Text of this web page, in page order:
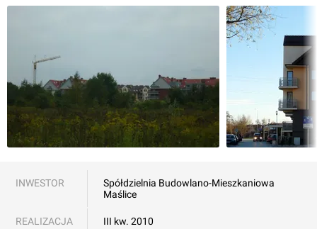
INWESTOR
Spółdzielnia Budowlano-Mieszkaniowa
Maślice
REALIZACJA III kw. 2010